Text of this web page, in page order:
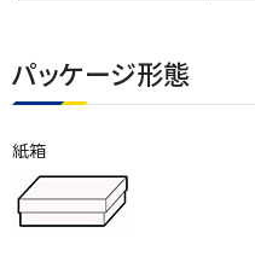
パッケージ形態
紙箱